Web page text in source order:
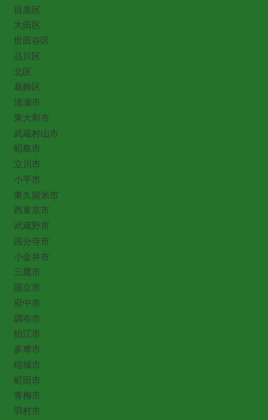
目黒区
大田区
世田谷区
品川区
北区
葛飾区
清瀬市
東大和市
武蔵村山市
昭島市
立川市
小平市
東久留米市
西東京市
武蔵野市
国分寺市
小金井市
三鷹市
国立市
府中市
調布市
狛江市
多摩市
稲城市
町田市
青梅市
羽村市